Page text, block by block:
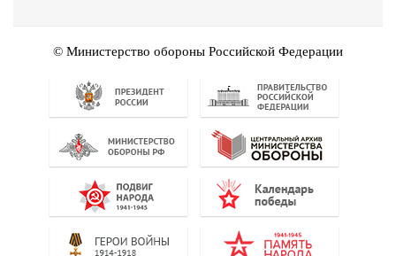
© Министерство обороны Российской Федерации